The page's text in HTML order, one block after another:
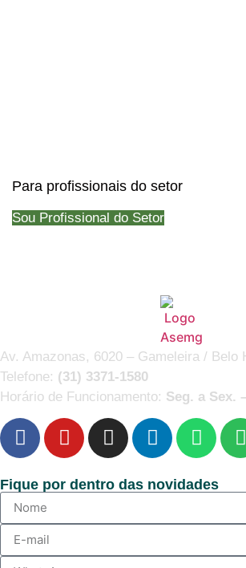
Para profissionais do setor
Sou Profissional do Setor
Av. Amazonas, 6020 – Gameleira / Belo
Telefone: (31) 3371-1580
Horário de Funcionamento: Seg. a Sex.
Fique por dentro das novidades